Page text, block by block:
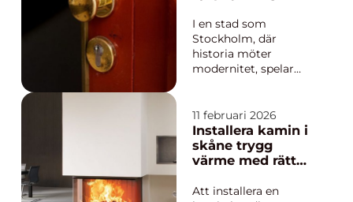
service
I en stad som
Stockholm, där
historia möter
modernitet, spelar
Låssmed Stockholm
ståtar med ett rykte
av pålitlighet och
expertis, i att både
och företag. Men vad
11 februari 2026
Installera kamin i
skåne trygg
värme med rätt
Att installera en